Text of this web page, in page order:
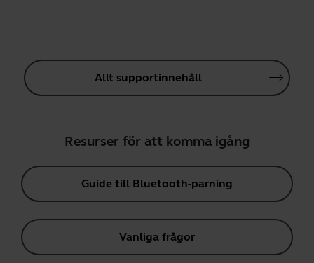
Allt supportinnehåll
Resurser för att komma igång
Guide till Bluetooth-parning
Vanliga frågor